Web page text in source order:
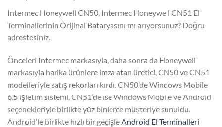
Intermec Honeywell CN50, Intermec Honeywell CN51 El
Terminallerinin Orijinal Bataryasını mı arıyorsunuz? Doğru
adrestesiniz.
Önceleri Intermec markasıyla, daha sonra da Honeywell
markasıyla harika ürünlere imza atan üretici, CN50 ve CN51
modelleriyle satış rekorları kırdı. CN50’de Windows Mobile
6.5 işletim sistemi, CN51’de ise Windows Mobile ve Android
seçenekleriyle birlikte yüz binlerce müşteriye sunuldu.
Android’le birlikte hızlı bir geçişleAndroid El Terminalleri